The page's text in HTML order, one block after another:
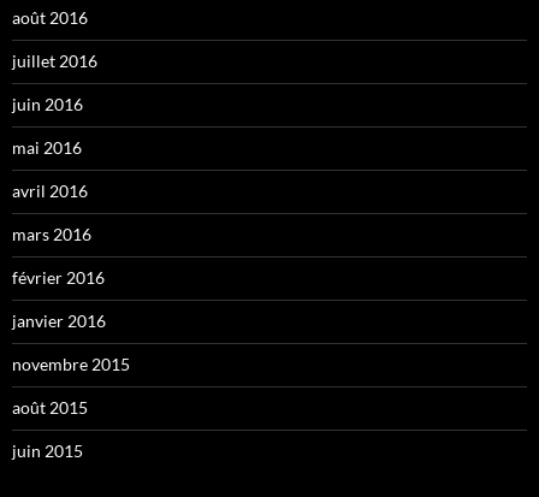
août 2016
juillet 2016
juin 2016
mai 2016
avril 2016
mars 2016
février 2016
janvier 2016
novembre 2015
août 2015
juin 2015